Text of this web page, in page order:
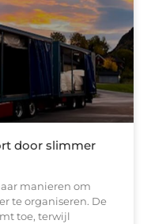
door slimmer
manieren om
te organiseren. De
toe, terwijl